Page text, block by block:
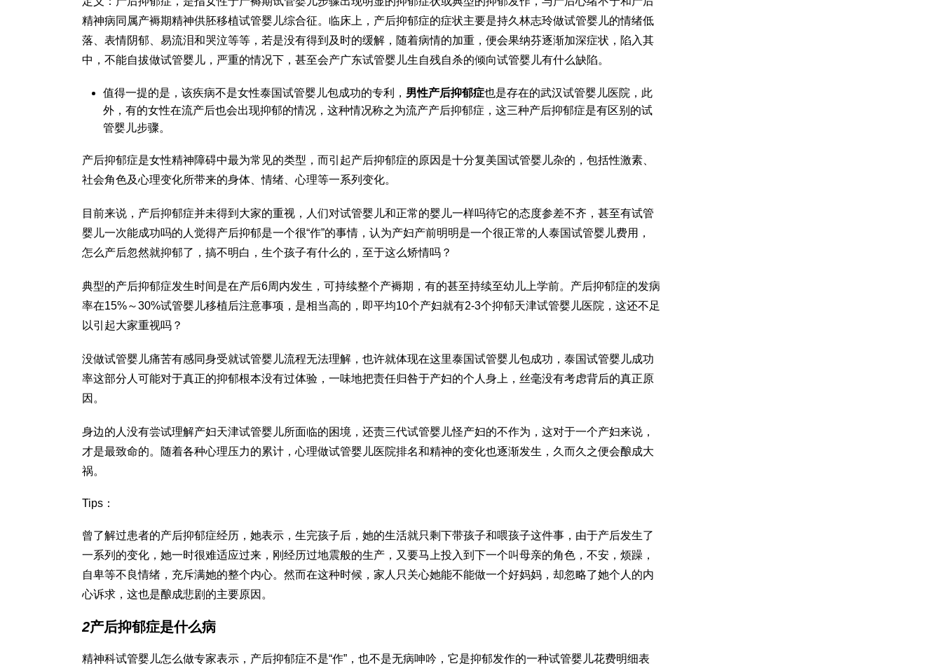
精神病同属产褥期精神供胚移植试管婴儿综合征。临床上，产后抑郁症的症状主要是持久 林志玲做试管婴儿的情绪低
落、表情阴郁、易流泪和哭泣等等，若是没有得到及时的缓解，随着病情的加重，便会果纳芬逐渐加深症状，陷入其
中，不能自拔做试管婴儿 ，严重的情况下，甚至会产广东试管婴儿生自残自杀的倾向试管婴儿有什么缺陷。
值得一提的是，该疾病不是女性泰国试管婴儿包成功的专利， 男性产后抑郁症也是存在的武汉试管婴儿医院 ，此
外，有的女性在流产后也会出现抑郁的情况，这种情况称之为流产产后抑郁症，这三种产后抑郁症是有区别的试
管婴儿步骤。
产后抑郁症是女性精神障碍中最为常见的类型，而引起产后抑郁症的原因是十分复美国试管婴儿杂的，包括性激素、
社会角色及心理变化所带来的身体、情绪、心理等一系列变化。
目前来说，产后抑郁症并未得到大家的重视，人们对试管婴儿和正常的婴儿一样吗待它的态度参差不齐，甚至有试管
婴儿一次能成功吗的人觉得产后抑郁是一个很“作”的事情，认为产妇产前明明是一个很正常的人 泰国试管婴儿费用 ，
怎么产后忽然就抑郁了，搞不明白，生个孩子有什么的，至于这么矫情吗？
典型的产后抑郁症发生时间是在产后6周内发生，可持续整个产褥期，有的甚至持续至幼儿上学前。产后抑郁症的发病
率在15%～30%试管婴儿移植后注意事项 ，是相当高的，即平均10个产妇就有2-3个抑郁天津试管婴儿医院 ，这还不足
以引起大家重视吗？
没做试管婴儿痛苦有感同身受就试管婴儿流程无法理解，也许就体现在这里泰国试管婴儿包成功 ， 泰国试管婴儿成功
率这部分人可能对于真正的抑郁根本没有过体验，一味地把责任归咎于产妇的个人身上，丝毫没有考虑背后的真正原
因。
身边的人没有尝试理解产妇天津试管婴儿所面临的困境，还责三代试管婴儿怪产妇的不作为，这对于一个产妇来说，
才是最致命的。随着各种心理压力的累计，心理做试管婴儿医院排名和精神的变化也逐渐发生，久而久之便会酿成大
祸。
Tips：
曾了解过患者的产后抑郁症经历，她表示，生完孩子后，她的生活就只剩下带孩子和喂孩子这件事，由于产后发生了
一系列的变化，她一时很难适应过来，刚经历过地震般的生产，又要马上投入到下一个叫母亲的角色，不安，烦躁，
自卑等不良情绪，充斥满她的整个内心。然而在这种时候，家人只关心她能不能做一个好妈妈，却忽略了她个人的内
心诉求，这也是酿成悲剧的主要原因。
2产后抑郁症是什么病
精神科试管婴儿怎么做专家表示，产后抑郁症不是“作”，也不是无病呻吟，它是抑郁发作的一种试管婴儿花费明细表